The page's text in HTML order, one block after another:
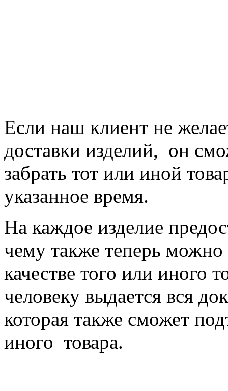
Если наш клиент не
доставки изделий, он
забрать тот или иной
указанное время.
На каждое изделие
чему также теперь можно
качестве того или иного
человеку выдается вся
которая также сможет
иного товара.